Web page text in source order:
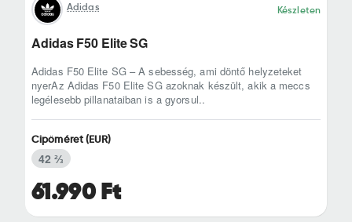
Adidas Készleten
Adidas F50 Elite SG
Adidas F50 Elite SG – A sebesség, ami döntő helyzeteket
nyerAz Adidas F50 Elite SG azoknak készült, akik a meccs
legélesebb pillanataiban is a gyorsul..
61.990 Ft
Cipőméret (EUR)
42 ⅔